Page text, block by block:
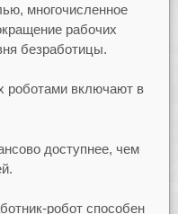
многочисленное
рабочих
безработицы.
роботами включают в
доступнее, чем
робот способен